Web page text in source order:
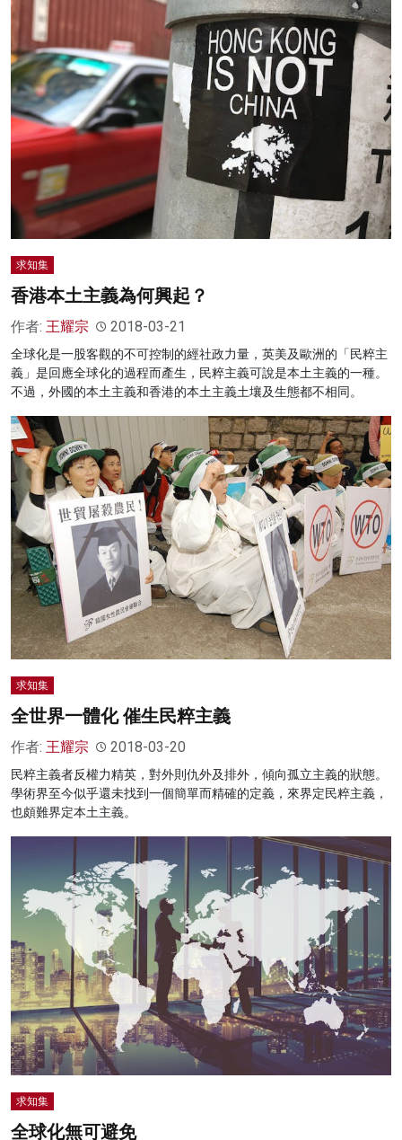
求知集
香港本土主義為何興起？
作者: 王耀宗 2018-03-21
全球化是一股客觀的不可控制的經社政力量，英美及歐洲的「民粹主
義」是回應全球化的過程而產生，民粹主義可說是本土主義的一種。
不過，外國的本土主義和香港的本土主義土壤及生態都不相同。
求知集
全世界一體化 催生民粹主義
作者: 王耀宗 2018-03-20
民粹主義者反權力精英，對外則仇外及排外，傾向孤立主義的狀態。
學術界至今似乎還未找到一個簡單而精確的定義，來界定民粹主義，
也頗難界定本土主義。
求知集
全球化無可避免